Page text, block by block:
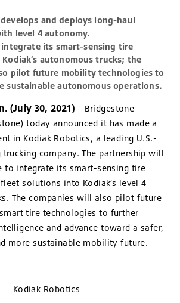
and deploys long-haul
level 4 autonomy.
its smart-sensing tire
autonomous trucks; the
pilot future mobility technologies to
sustainable autonomous operations.
(July 30, 2021) – Bridgestone
today announced it has made a
in Kodiak Robotics, a leading U.S.-
company. The partnership will
to integrate its smart-sensing tire
solutions into Kodiak’s level 4
The companies will also pilot future
tire technologies to further
and advance toward a safer,
more sustainable mobility future.
Kodiak Robotics